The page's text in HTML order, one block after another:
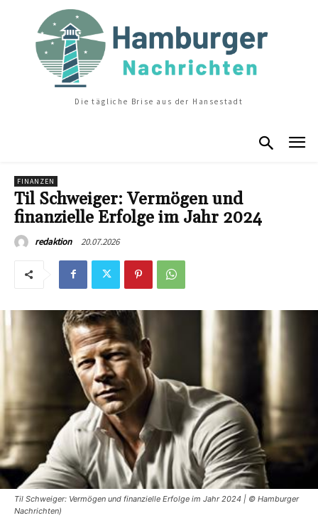
Die tägliche Brise aus der Hansestadt
FINANZEN
Til Schweiger: Vermögen und
finanzielle Erfolge im Jahr 2024
redaktion 20.07.2026
Til Schweiger: Vermögen und finanzielle Erfolge im Jahr 2024 | © Hamburger
Nachrichten)